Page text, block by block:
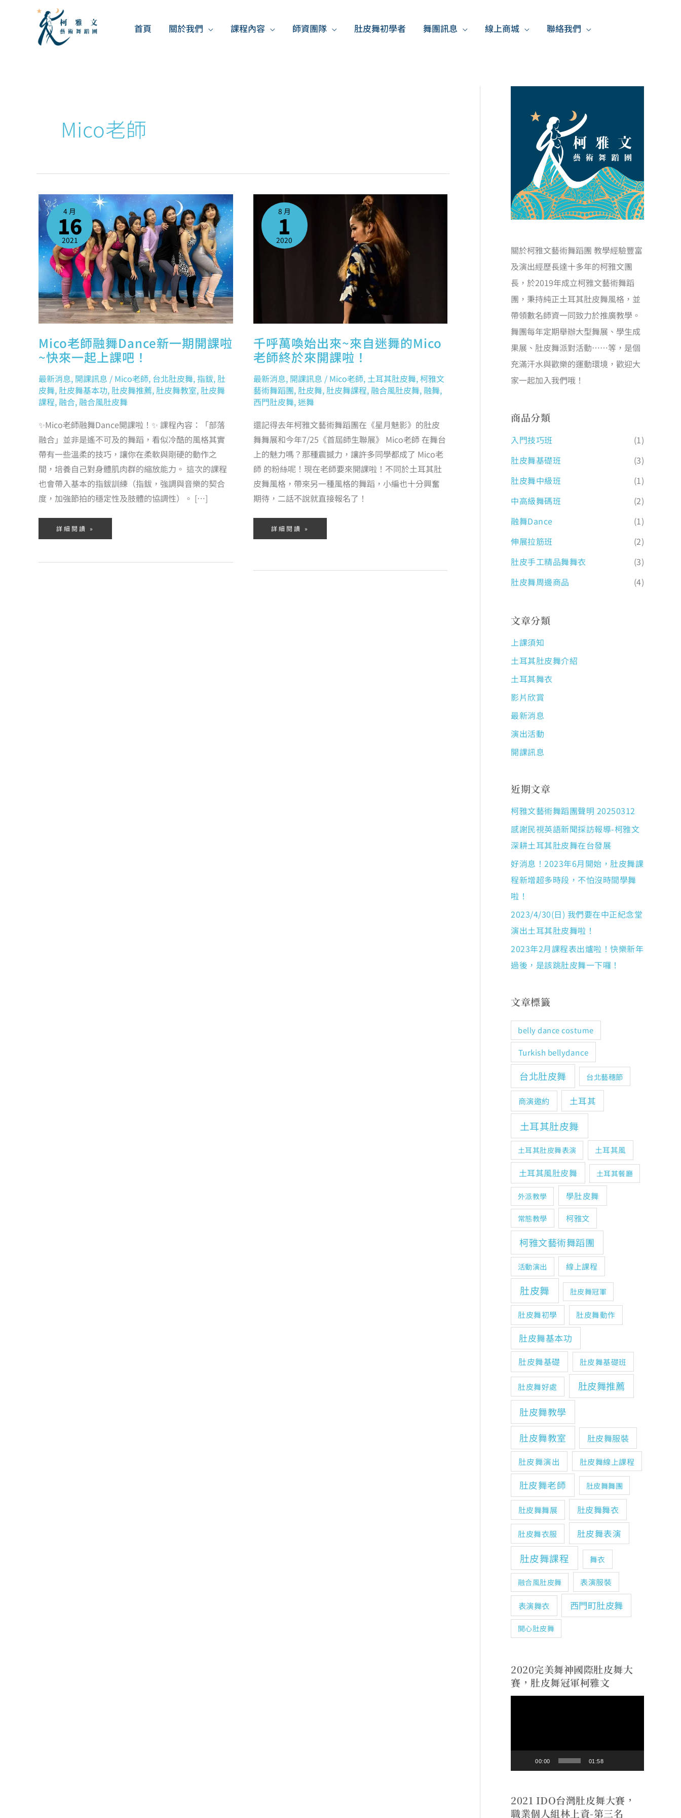
首頁 關於我們 課程內容 師資團隊 肚皮舞初學者 舞團訊息 線上商城 聯絡我們
Mico老師
4 月
16
2021
Mico老師融舞Dance新一期開課啦
~快來一起上課吧！
最新消息, 開課訊息 / Mico老師, 台北肚皮舞,指鈸, 肚
皮舞, 肚皮舞基本功, 肚皮舞推薦, 肚皮舞教室, 肚皮舞
課程, 融合, 融合風肚皮舞
✨Mico老師融舞Dance開課啦！✨ 課程內容：「部落
融合」並非是遙不可及的舞蹈，看似冷酷的風格其實
帶有一些溫柔的技巧，讓你在柔軟與剛硬的動作之
間，培養自己對身體肌肉群的縮放能力。 這次的課程
也會帶入基本的指鈸訓練（指鈸，強調與音樂的契合
度，加強節拍的穩定性及肢體的協調性）。 […]
MICO
老
師
舞
DANCE
新
一
期
開
課
啦
~
快
來
一
起
上
課
吧！
詳細閱讀 »
8 月
1
2020
千呼萬喚始出來~來自迷舞的Mico
老師終於來開課啦！
最新消息, 開課訊息 / Mico老師, 土耳其肚皮舞,柯雅文
藝術舞蹈團, 肚皮舞, 肚皮舞課程, 融合風肚皮舞, 融舞,
西門肚皮舞,迷舞
還記得去年柯雅文藝術舞蹈團在《星月魅影》的肚皮
舞舞展和今年7/25《首屆師生聯展》 Mico老師 在舞台
上的魅力嗎？那種震撼力，讓許多同學都成了 Mico老
師 的粉絲呢！現在老師要來開課啦！不同於土耳其肚
皮舞風格，帶來另一種風格的舞蹈，小編也十分興奮
期待，二話不說就直接報名了！
千
呼
萬
來
啦！
詳細閱讀 »
關於柯雅文藝術舞蹈團 教學經驗豐富
及演出經歷長達十多年的柯雅文團
長，於2019年成立柯雅文藝術舞蹈
團，秉持純正土耳其肚皮舞風格，並
帶領數名師資一同致力於推廣教學。
舞團每年定期舉辦大型舞展、學生成
果展、肚皮舞派對活動……等，是個
充滿汗水與歡樂的運動環境，歡迎大
家一起加入我們哦！
商品分類
入門技巧班
(1)
肚皮舞基礎班
(3)
肚皮舞中級班
(1)
中高級舞碼班
(2)
融舞Dance
(1)
伸展拉筋班
(2)
肚皮手工精品舞舞衣
(3)
肚皮舞周邊商品
(4)
文章分類
上課須知
土耳其肚皮舞介紹
土耳其舞衣
影片欣賞
最新消息
演出活動
開課訊息
近期文章
柯雅文藝術舞蹈團聲明 20250312
感謝民視英語新聞採訪報導-柯雅文
深耕土耳其肚皮舞在台發展
好消息！2023年6月開始，肚皮舞課
程新增超多時段，不怕沒時間學舞
啦！
2023/4/30(日) 我們要在中正紀念堂
演出土耳其肚皮舞啦！
2023年2月課程表出爐啦！快樂新年
過後，是該跳肚皮舞一下囉！
文章標籤
belly dance costume
Turkish bellydance
台北肚皮舞 台北藝穗節
商演邀約 土耳其
土耳其肚皮舞
土耳其肚皮舞表演 土耳其風
土耳其風肚皮舞 土耳其餐廳
外派教學 學肚皮舞
常態教學 柯雅文
柯雅文藝術舞蹈團
活動演出 線上課程
肚皮舞 肚皮舞冠軍
肚皮舞初學 肚皮舞動作
肚皮舞基本功
肚皮舞基礎 肚皮舞基礎班
肚皮舞好處
肚皮舞推薦
肚皮舞教學
肚皮舞教室
肚皮舞服裝
肚皮舞演出 肚皮舞線上課程
肚皮舞老師 肚皮舞舞團
肚皮舞舞展 肚皮舞舞衣
肚皮舞衣服 肚皮舞表演
肚皮舞課程 舞衣
融合風肚皮舞 表演服裝
表演舞衣 西門町肚皮舞
開心肚皮舞
2020完美舞神國際肚皮舞大
賽，肚皮舞冠軍柯雅文
放
器
00:00 01:58
2021 IDO台灣肚皮舞大賽，
職業個人組林上資-第三名